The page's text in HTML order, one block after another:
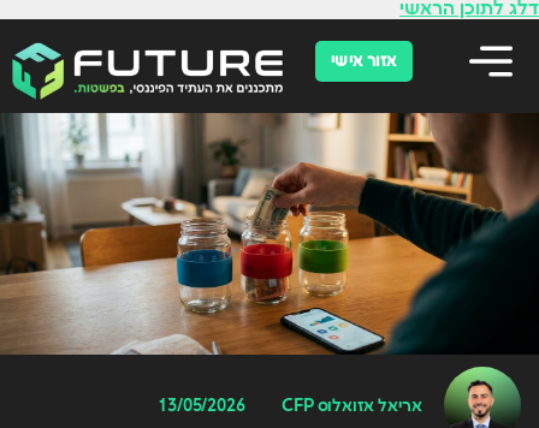
לתוכן
דלג לתוכן הראשי
אזור אישי
אריאל אזואלוס CFP 13/05/2026